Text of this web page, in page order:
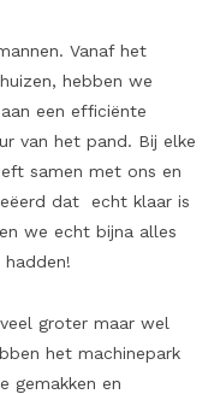
Vanaf het
hebben we
een efficiënte
van het pand. Bij elke
samen met ons en
dat echt klaar is
we echt bijna alles
groter maar wel
het machinepark
gemakken en